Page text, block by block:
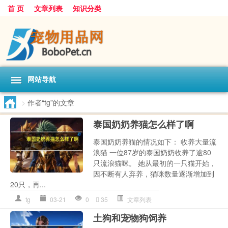
首 页 文章列表 知识分类
网站导航
> 作者“tg”的文章
泰国奶奶养猫怎么样了啊
泰国奶奶养猫的情况如下： 收养大量流
浪猫 一位87岁的泰国奶奶收养了逾80
只流浪猫咪。 她从最初的一只猫开始，
因不断有人弃养，猫咪数量逐渐增加到
20只，再...
tg 03-21 0 35 文章列表
土狗和宠物狗饲养